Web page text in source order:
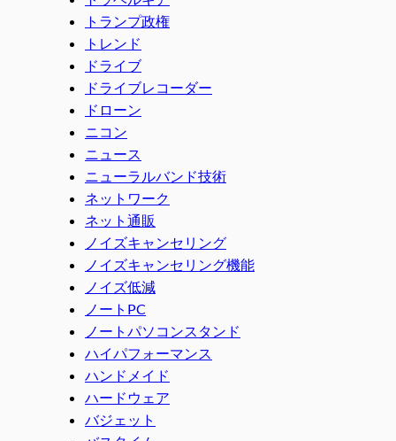
トランプ政権
トレンド
ドライブ
ドライブレコーダー
ドローン
ニコン
ニュース
ニューラルバンド技術
ネットワーク
ネット通販
ノイズキャンセリング
ノイズキャンセリング機能
ノイズ低減
ノートPC
ノートパソコンスタンド
ハイパフォーマンス
ハンドメイド
ハードウェア
バジェット